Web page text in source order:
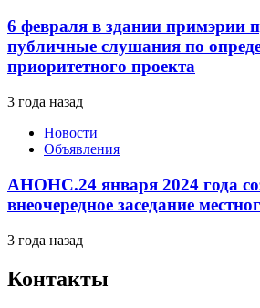
6 февраля в здании примэрии
публичные слушания по
приоритетного проекта
3 года назад
Новости
Объявления
АНОНС.24 января 2024 года
внеочередное заседание
3 года назад
Контакты